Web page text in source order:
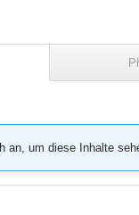
an, um diese Inhalte